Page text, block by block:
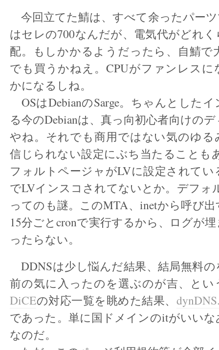
今回立てた鯖は、すべて余ったパー
はセレの700なんだが、電気代がどれ
配。もしかかるようだったら、自鯖で
でも買うかねえ。CPUがファンレスに
かになるしね。
OSはDebianのSarge。ちゃんとした
る今のDebianは、真っ向初心者向けの
やね。それでも商用ではない気のゆる
信じられない設定にぶち当たることも
フォルトページャがLVに設定されて
でLVインスコされてないとか。デフォ
ってのも謎。このMTA、inetから呼び
15分ごとcronで実行するから、ログが
ったらない。
DDNSは少し悩んだ結果、結局無料
前の気に入ったのを選ぶのが吉、とい
DiCEの対応一覧を眺めた結果、
であった。単に国ドメインのitがいい
なのだ。